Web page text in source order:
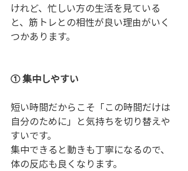
けれど、忙しい方の生活を見ている
と、筋トレとの相性が良い理由がいく
つかあります。
① 集中しやすい
短い時間だからこそ「この時間だけは
自分のために」と気持ちを切り替えや
すいです。
集中できると動きも丁寧になるので、
体の反応も良くなります。